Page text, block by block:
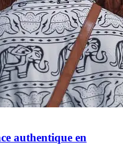
authentique en